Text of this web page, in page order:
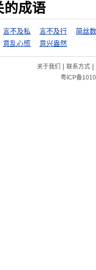
的成语
言不及私 言不及行
简丝
意乱心慌 意兴盎然
关于我们 | 联系方式|
粤ICP备